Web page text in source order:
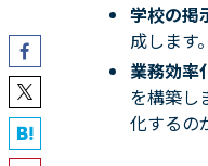
学校の掲
成します。
業務効率
を構築し
化するの